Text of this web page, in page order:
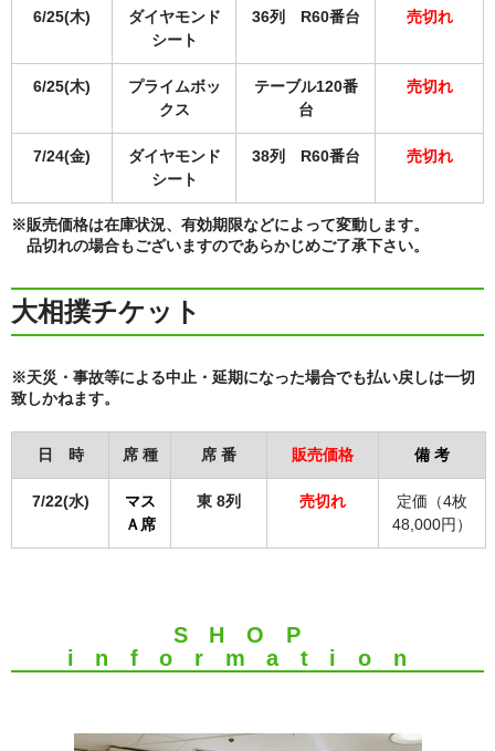
6/25(木)
ダイヤモンド
シート
36列 R60番台 売切れ
6/25(木)
プライムボッ
クス
テーブル120番
台
売切れ
7/24(金)
ダイヤモンド
シート
38列 R60番台 売切れ
※販売価格は在庫状況、有効期限などによって変動します。
品切れの場合もございますのであらかじめご了承下さい。
大相撲チケット
※天災・事故等による中止・延期になった場合でも払い戻しは一切
致しかねます。
日 時 席 種 席 番 販売価格 備 考
7/22(水)
マス
Ａ席
東 8列 売切れ
定価（4枚
48,000円）
SHOP
information